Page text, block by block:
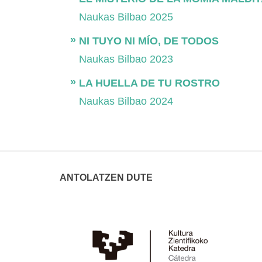
Naukas Bilbao 2025
NI TUYO NI MÍO, DE TODOS
Naukas Bilbao 2023
LA HUELLA DE TU ROSTRO
Naukas Bilbao 2024
ANTOLATZEN DUTE